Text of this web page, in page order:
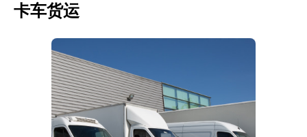
卡车货运